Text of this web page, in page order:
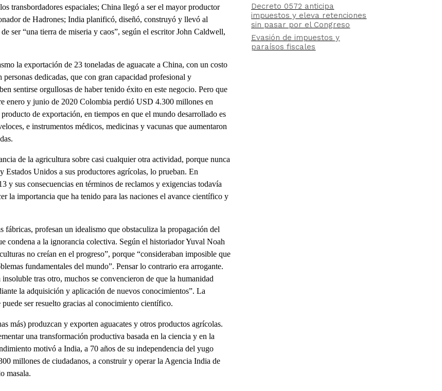
transbordadores espaciales; China llegó a ser el mayor productor
de Hadrones; India planificó, diseñó, construyó y llevó al
ser “una tierra de miseria y caos”, según el escritor John Caldwell,
la exportación de 23 toneladas de aguacate a China, con un costo
dedicadas, que con gran capacidad profesional y
sentirse orgullosas de haber tenido éxito en este negocio. Pero que
enero y junio de 2020 Colombia perdió USD 4.300 millones en
de exportación, en tiempos en que el mundo desarrollado es
e instrumentos médicos, medicinas y vacunas que aumentaron
de la agricultura sobre casi cualquier otra actividad, porque nunca
Unidos a sus productores agrícolas, lo prueban. En
y sus consecuencias en términos de reclamos y exigencias todavía
la importancia que ha tenido para las naciones el avance científico y
fábricas, profesan un idealismo que obstaculiza la propagación del
condena a la ignorancia colectiva. Según el historiador Yuval Noah
no creían en el progreso”, porque “consideraban imposible que
fundamentales del mundo”. Pensar lo contrario era arrogante.
tras otro, muchos se convencieron de que la humanidad
la adquisición y aplicación de nuevos conocimientos”. La
ser resuelto gracias al conocimiento científico.
más) produzcan y exporten aguacates y otros productos agrícolas.
una transformación productiva basada en la ciencia y en la
motivó a India, a 70 años de su independencia del yugo
millones de ciudadanos, a construir y operar la Agencia India de
masala.
Decreto 0572 anticipa
impuestos y eleva retenciones
sin pasar por el Congreso
Evasión de impuestos y
paraísos fiscales